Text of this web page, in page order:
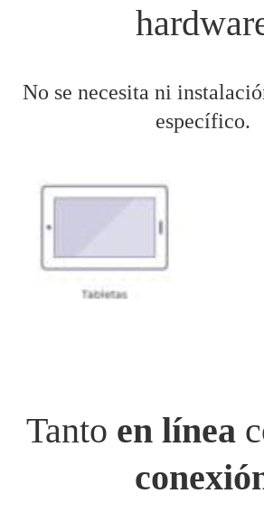
No se necesita ni
específico.
Tanto en línea